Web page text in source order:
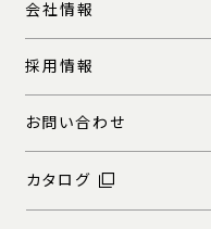
会社情報
採用情報
お問い合わせ
カタログ